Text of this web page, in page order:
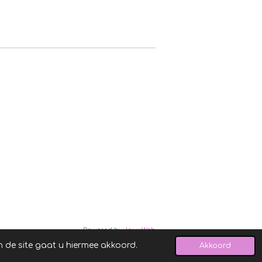
de site gaat u hiermee akkoord. Akkoord
Powered byJouwWeb